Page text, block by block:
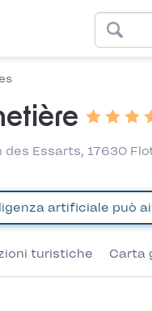
des Essarts, 17630
turistiche Carta